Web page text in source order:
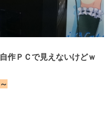
自作ＰＣで見えないけどｗ